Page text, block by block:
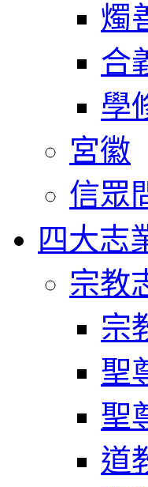
燭
合
學
宮徽
信眾
四大志
宗教
宗
聖
聖
道